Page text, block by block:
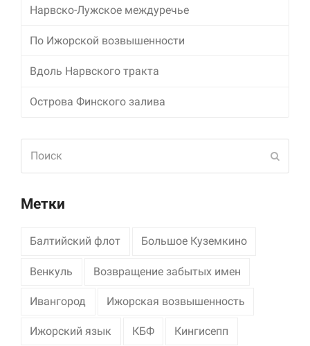
Нарвско-Лужское междуречье
По Ижорской возвышенности
Вдоль Нарвского тракта
Острова Финского залива
Метки
Балтийский флот Большое Куземкино
Венкуль Возвращение забытых имен
Ивангород Ижорская возвышенность
Ижорский язык КБФ Кингисепп
Маркетинг
интересами и